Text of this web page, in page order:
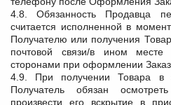
4.8. Обязанность Продавца
считается исполненной в
Получателю или получения
почтовой связи/в ином месте
сторонами при оформлении
4.9. При получении Товара в
Получатель обязан
произвести его вскрытие в